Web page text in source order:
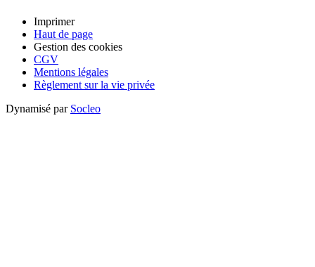
Imprimer
Haut de page
Gestion des cookies
CGV
Mentions légales
Règlement sur la vie privée
Dynamisé par Socleo